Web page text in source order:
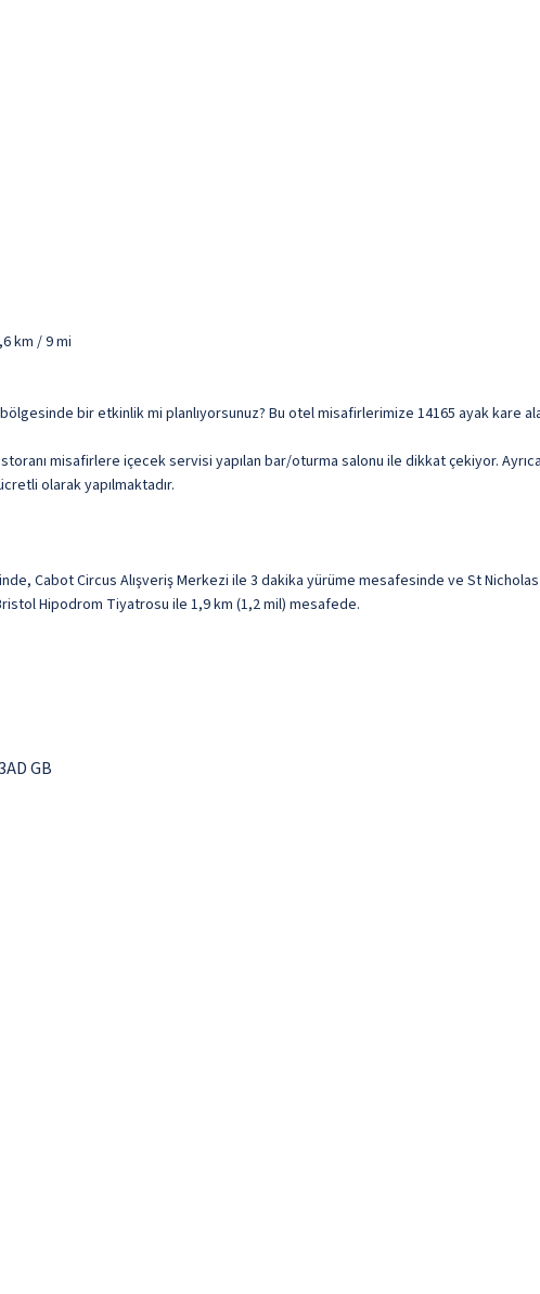
km / 9 mi
bir etkinlik mi planlıyorsunuz? Bu otel misafirlerimize 14165 ayak kare
misafirlere içecek servisi yapılan bar/oturma salonu ile dikkat çekiyor.
olarak yapılmaktadır.
Cabot Circus Alışveriş Merkezi ile 3 dakika yürüme mesafesinde ve St
Hipodrom Tiyatrosu ile 1,9 km (1,2 mil) mesafede.
GB